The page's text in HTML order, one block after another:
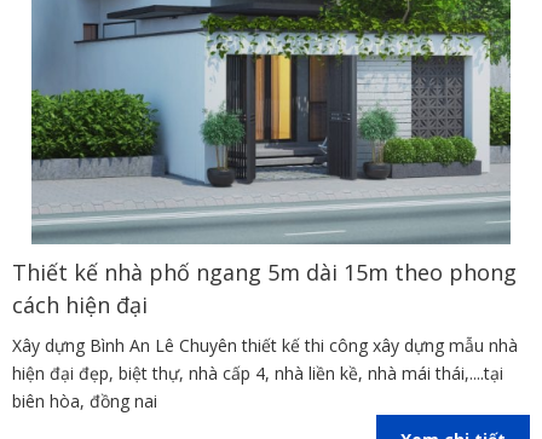
Thiết kế nhà phố ngang 5m dài 15m theo phong
cách hiện đại
Xây dựng Bình An Lê Chuyên thiết kế thi công xây dựng mẫu nhà
hiện đại đẹp, biệt thự, nhà cấp 4, nhà liền kề, nhà mái thái,....tại
biên hòa, đồng nai